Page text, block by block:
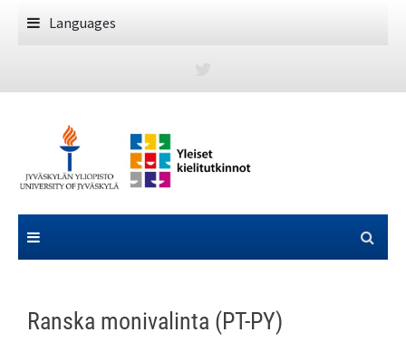
Languages
Ranska monivalinta (PT-PY)